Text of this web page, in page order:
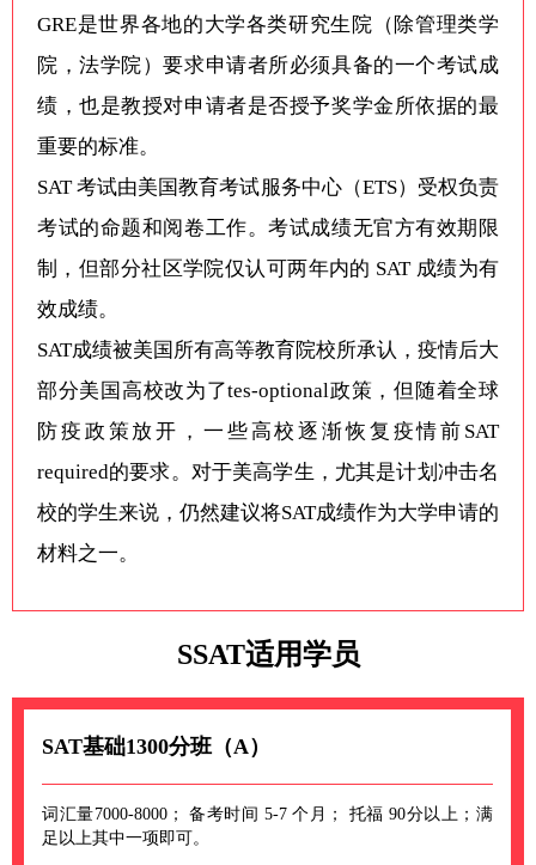
GRE是世界各地的大学各类研究生院（除管理类学
院，法学院）要求申请者所必须具备的一个考试成
绩，也是教授对申请者是否授予奖学金所依据的最
重要的标准。
SAT 考试由美国教育考试服务中心（ETS）受权负责
考试的命题和阅卷工作。考试成绩无官方有效期限
制，但部分社区学院仅认可两年内的 SAT 成绩为有
效成绩。
SAT成绩被美国所有高等教育院校所承认，疫情后大
部分美国高校改为了tes-optional政策，但随着全球
防疫政策放开，一些高校逐渐恢复疫情前SAT
required的要求。对于美高学生，尤其是计划冲击名
校的学生来说，仍然建议将SAT成绩作为大学申请的
材料之一。
SSAT适用学员
SAT基础1300分班（A）
词汇量7000-8000； 备考时间 5-7 个月； 托福 90分以上；满
足以上其中一项即可。